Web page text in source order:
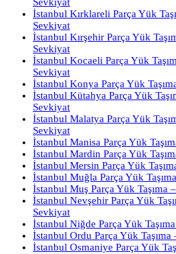
Sevkiyat
İstanbul Kırklareli Parça Yük
Sevkiyat
İstanbul Kırşehir Parça Yük
Sevkiyat
İstanbul Kocaeli Parça Yük
Sevkiyat
İstanbul Konya Parça Yük
İstanbul Kütahya Parça Yük
Sevkiyat
İstanbul Malatya Parça Yük
Sevkiyat
İstanbul Manisa Parça Yük
İstanbul Mardin Parça Yük
İstanbul Mersin Parça Yük
İstanbul Muğla Parça Yük
İstanbul Muş Parça Yük Taşıma
İstanbul Nevşehir Parça Yük
Sevkiyat
İstanbul Niğde Parça Yük
İstanbul Ordu Parça Yük
İstanbul Osmaniye Parça Yük